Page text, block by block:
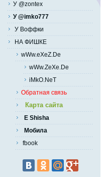
У @zontex
У @imko777
У Воффки
НА ФИШКЕ
wWw.eXeZ.De
wWw.ZeXe.De
iMkO.NeT
Обратная связь
Карта сайта
E Shisha
Мобила
fbook